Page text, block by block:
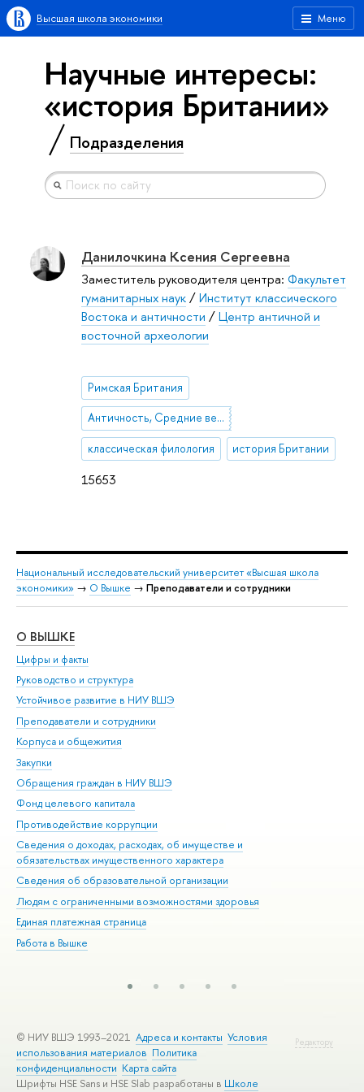
Меню
Высшая школа экономики
Научные интересы:
«история Британии»
Подразделения
15653
Данилочкина Ксения Сергеевна
Заместитель руководителя центра: Факультет
гуманитарных наук/Институт классического
Востока и античности /Центр античной и
восточной археологии
Римская Британия
Античность, Средние века
классическая филология история Британии
Национальный исследовательский университет «Высшая школа
экономики» → О Вышке → Преподаватели и сотрудники
О ВЫШКЕ
Цифры и факты
Руководство и структура
Устойчивое развитие в НИУ ВШЭ
Преподаватели и сотрудники
Корпуса и общежития
Закупки
Обращения граждан в НИУ ВШЭ
Фонд целевого капитала
Противодействие коррупции
Сведения о доходах, расходах, об имуществе и
обязательствах имущественного характера
Сведения об образовательной организации
Людям с ограниченными возможностями здоровья
Единая платежная страница
Работа в Вышке
Редактору
© НИУ ВШЭ 1993–2021 Адреса и контакты Условия
использования материалов Политика
конфиденциальности Карта сайта
Шрифты HSE Sans и HSE Slab разработаны в Школе